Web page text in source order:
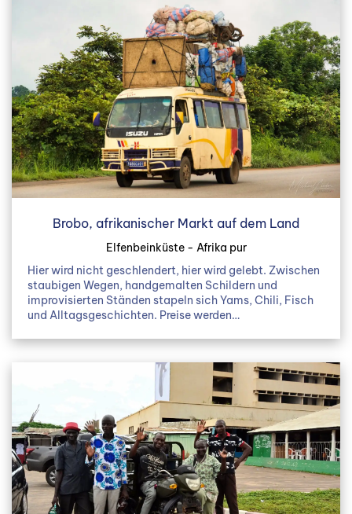
Brobo, afrikanischer Markt auf dem Land
Elfenbeinküste - Afrika pur
Hier wird nicht geschlendert, hier wird gelebt. Zwischen
staubigen Wegen, handgemalten Schildern und
improvisierten Ständen stapeln sich Yams, Chili, Fisch
und Alltagsgeschichten. Preise werden…